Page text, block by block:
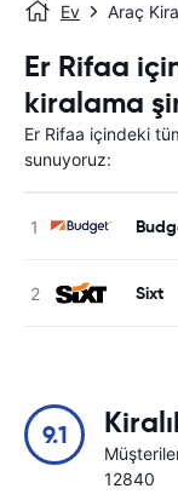
Ev Araç
Er Rifaa
kiralama
Er Rifaa içindeki
sunuyoruz:
Sixt
9.1
12840